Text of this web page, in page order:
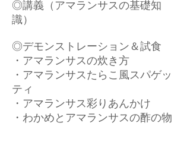
◎講義（アマランサスの基礎知
識）
◎デモンストレーション＆試食
・アマランサスの炊き方
・アマランサスたらこ風スパゲッ
ティ
・アマランサス彩りあんかけ
・わかめとアマランサスの酢の物